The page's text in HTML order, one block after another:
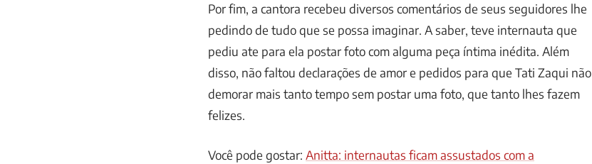
Por fim, a cantora recebeu diversos comentários de seus seguidores lhe
pedindo de tudo que se possa imaginar. A saber, teve internauta que
pediu ate para ela postar foto com alguma peça íntima inédita. Além
disso, não faltou declarações de amor e pedidos para que Tati Zaqui não
demorar mais tanto tempo sem postar uma foto, que tanto lhes fazem
felizes.
Você pode gostar: Anitta: internautas ficam assustados com a